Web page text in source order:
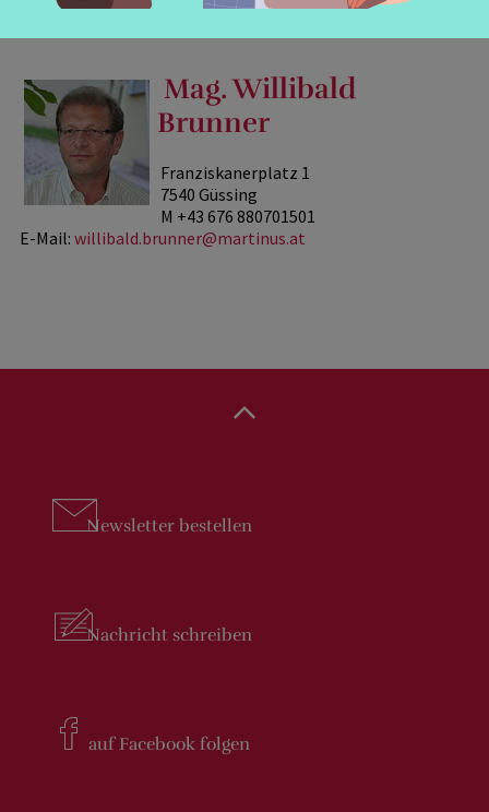
Mag. Willibald
Brunner
Franziskanerplatz 1
7540 Güssing
M +43 676 880701501
E-Mail: willibald.brunner@martinus.at
Newsletter bestellen
Nachricht schreiben
auf Facebook folgen